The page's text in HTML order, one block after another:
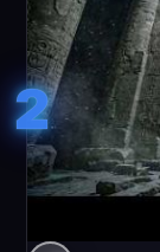
2